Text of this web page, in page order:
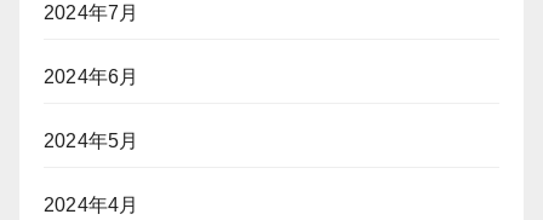
2024年7月
2024年6月
2024年5月
2024年4月